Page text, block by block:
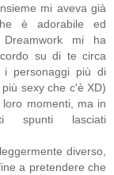
mi aveva già
è adorabile ed
mi ha
su di te circa
i personaggi più di
sexy che c'è XD)
momenti, ma in
spunti lasciati
diverso,
a pretendere che